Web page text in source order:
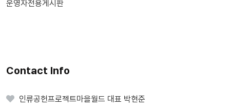
운영자전용게시판
Contact Info
인류공헌프로젝트마을월드 대표 박현준